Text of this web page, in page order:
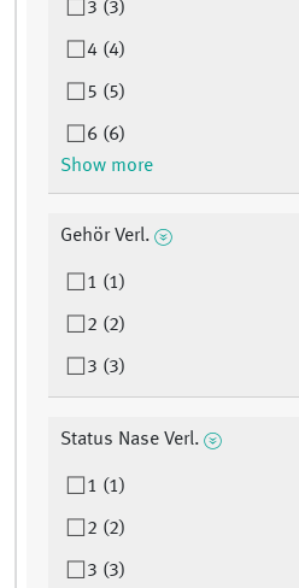
3 (3)
4 (4)
5 (5)
6 (6)
Show more
Gehör Verl.
1 (1)
2 (2)
3 (3)
Status Nase Verl.
1 (1)
2 (2)
3 (3)